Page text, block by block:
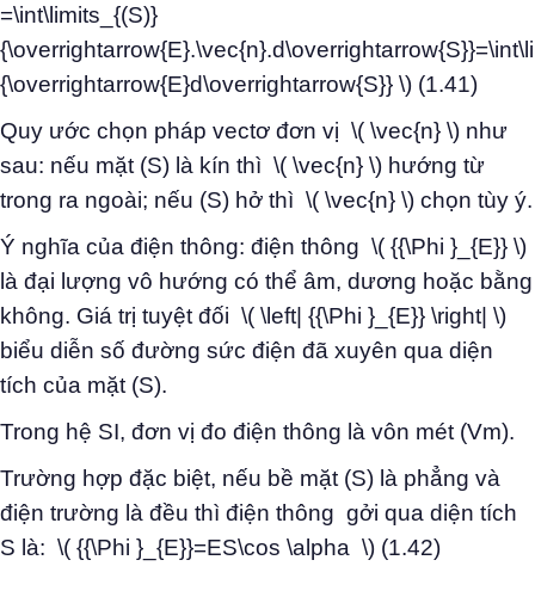
=\int\limits_{(S)}
{\overrightarrow{E}d\overrightarrow{S}} \) (1.41)
Quy ước chọn pháp vectơ đơn vị \( \vec{n} \) như
sau: nếu mặt (S) là kín thì \( \vec{n} \) hướng từ
trong ra ngoài; nếu (S) hở thì \( \vec{n} \) chọn tùy ý.
Ý nghĩa của điện thông: điện thông \( {{\Phi }_{E}} \)
là đại lượng vô hướng có thể âm, dương hoặc bằng
không. Giá trị tuyệt đối \( \left| {{\Phi }_{E}} \right| \)
biểu diễn số đường sức điện đã xuyên qua diện
tích của mặt (S).
Trong hệ SI, đơn vị đo điện thông là vôn mét (Vm).
Trường hợp đặc biệt, nếu bề mặt (S) là phẳng và
điện trường là đều thì điện thông gởi qua diện tích
S là: \( {{\Phi }_{E}}=ES\cos \alpha \) (1.42)